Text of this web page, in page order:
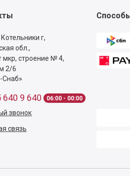
Котельники г,
обл.,
мкр, строение № 4,
2/6
640 9 640 06:00 - 00:00
звонок
связь